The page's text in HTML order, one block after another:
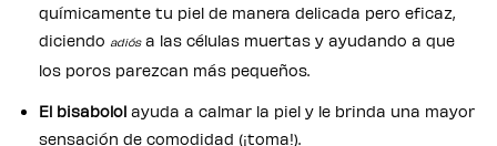
químicamente tu piel de manera delicada pero eficaz,
diciendo adiósa las células muertas y ayudando a que
los poros parezcan más pequeños.
El bisabolol ayuda a calmar la piel y le brinda una mayor
sensación de comodidad (¡toma!).